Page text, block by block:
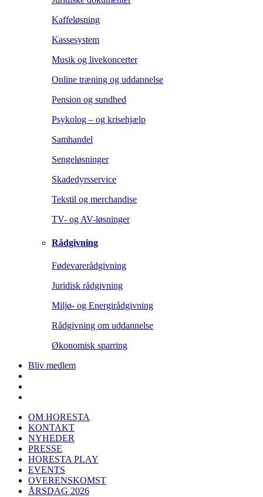
Kaffeløsning
Kassesystem
Musik og livekoncerter
Online træning og uddannelse
Pension og sundhed
Psykolog – og krisehjælp
Samhandel
Sengeløsninger
Skadedyrsservice
Tekstil og merchandise
TV- og AV-løsninger
Rådgivning
Fødevarerådgivning
Juridisk rådgivning
Miljø- og Energirådgivning
Rådgivning om uddannelse
Økonomisk sparring
Bliv medlem
OM HORESTA
KONTAKT
NYHEDER
PRESSE
HORESTA PLAY
EVENTS
OVERENSKOMST
ÅRSDAG 2026